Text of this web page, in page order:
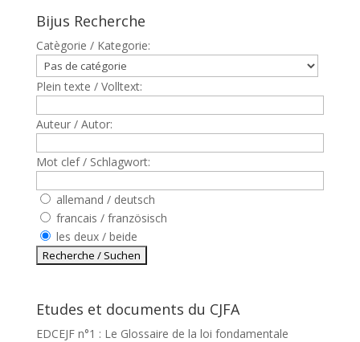
Bijus Recherche
Catègorie / Kategorie:
Plein texte / Volltext:
Auteur / Autor:
Mot clef / Schlagwort:
allemand / deutsch
francais / französisch
les deux / beide
Etudes et documents du CJFA
EDCEJF n°1 : Le Glossaire de la loi fondamentale